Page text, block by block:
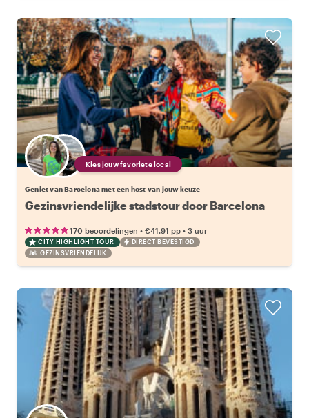
Kies jouw favoriete local
Geniet van Barcelona met een host van jouw keuze
Gezinsvriendelijke stadstour door Barcelona
170 beoordelingen • €41.91 pp • 3 uur
CITY HIGHLIGHT TOUR
DIRECT BEVESTIGD
GEZINSVRIENDELIJK